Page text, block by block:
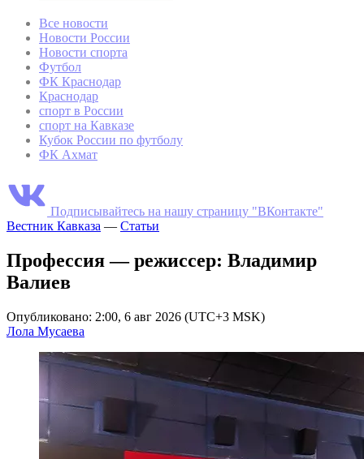
Все новости
Новости России
Новости спорта
Футбол
ФК Краснодар
Краснодар
спорт в России
спорт на Кавказе
Кубок России по футболу
ФК Ахмат
Подписывайтесь на нашу страницу "ВКонтакте"
Вестник Кавказа — Статьи
Профессия — режиссер: Владимир
Валиев
Опубликовано: 2:00, 6 авг 2026 (UTC+3 MSK)
Лола Мусаева